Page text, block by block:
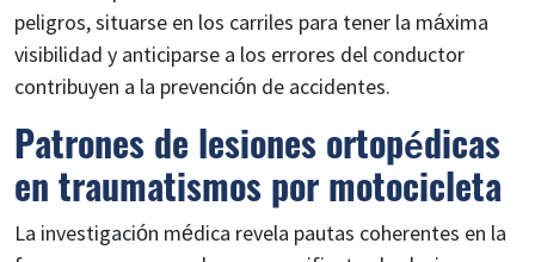
peligros, situarse en los carriles para tener la máxima
visibilidad y anticiparse a los errores del conductor
contribuyen a la prevención de accidentes.
Patrones de lesiones ortopédicas
en traumatismos por motocicleta
La investigación médica revela pautas coherentes en la